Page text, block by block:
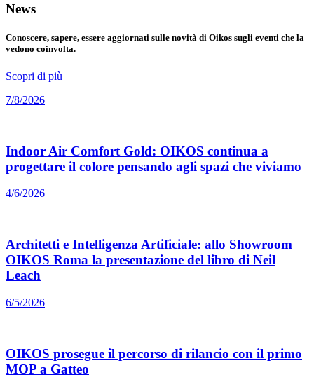
News
Conoscere, sapere, essere aggiornati sulle novità di Oikos sugli eventi che la
vedono coinvolta.
Scopri di più
7/8/2026
Indoor Air Comfort Gold: OIKOS continua a
progettare il colore pensando agli spazi che viviamo
4/6/2026
Architetti e Intelligenza Artificiale: allo Showroom
OIKOS Roma la presentazione del libro di Neil
Leach
6/5/2026
OIKOS prosegue il percorso di rilancio con il primo
MOP a Gatteo